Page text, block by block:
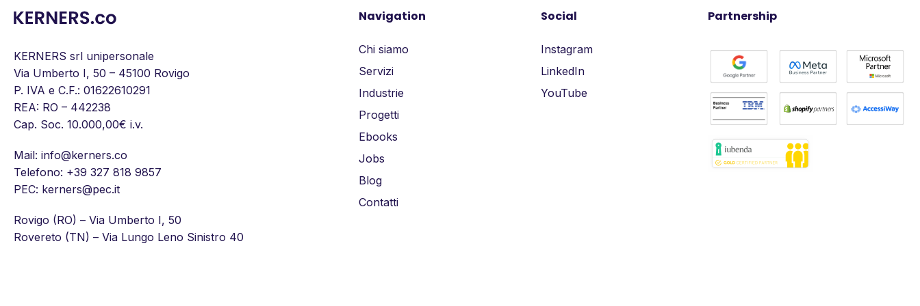
KERNERS srl unipersonale
Via Umberto I, 50 – 45100 Rovigo
P. IVA e C.F.: 01622610291
REA: RO – 442238
Cap. Soc. 10.000,00€ i.v.
Mail: info@kerners.co
Telefono: +39 327 818 9857
PEC: kerners@pec.it
Rovigo (RO) – Via Umberto I, 50
Rovereto (TN) – Via Lungo Leno Sinistro 40
Navigation
Chi siamo
Servizi
Industrie
Progetti
Ebooks
Jobs
Blog
Contatti
Social
Instagram
LinkedIn
YouTube
Partnership